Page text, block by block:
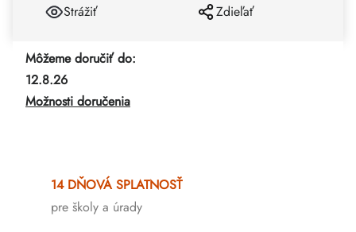
Môžeme doručiť do:
12.8.26
Možnosti doručenia
Strážiť
Zdieľať
14 DŇOVÁ SPLATNOSŤ
pre školy a úrady